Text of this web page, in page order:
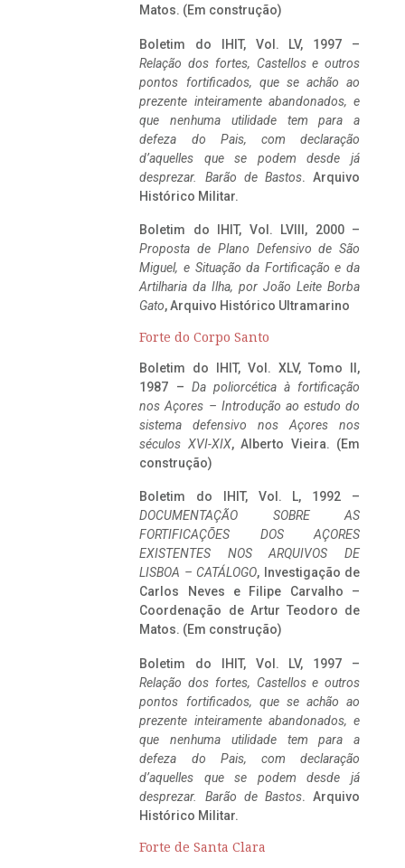
Matos. (Em construção)
Boletim do IHIT, Vol. LV, 1997 –
Relação dos fortes, Castellos e outros
pontos fortificados, que se achão ao
prezente inteiramente abandonados, e
que nenhuma utilidade tem para a
defeza do Pais, com declaração
d’aquelles que se podem desde já
desprezar. Barão de Bastos. Arquivo
Histórico Militar.
Boletim do IHIT, Vol. LVIII, 2000 –
Proposta de Plano Defensivo de São
Miguel, e Situação da Fortificação e da
Artilharia da Ilha, por João Leite Borba
Gato, Arquivo Histórico Ultramarino
Forte do Corpo Santo
Boletim do IHIT, Vol. XLV, Tomo II,
1987 – Da poliorcética à fortificação
nos Açores – Introdução ao estudo do
sistema defensivo nos Açores nos
séculos XVI-XIX, Alberto Vieira. (Em
construção)
Boletim do IHIT, Vol. L, 1992 –
DOCUMENTAÇÃO SOBRE AS
FORTIFICAÇÕES DOS AÇORES
EXISTENTES NOS ARQUIVOS DE
LISBOA – CATÁLOGO, Investigação de
Carlos Neves e Filipe Carvalho –
Coordenação de Artur Teodoro de
Matos. (Em construção)
Boletim do IHIT, Vol. LV, 1997 –
Relação dos fortes, Castellos e outros
pontos fortificados, que se achão ao
prezente inteiramente abandonados, e
que nenhuma utilidade tem para a
defeza do Pais, com declaração
d’aquelles que se podem desde já
desprezar. Barão de Bastos. Arquivo
Histórico Militar.
Forte de Santa Clara